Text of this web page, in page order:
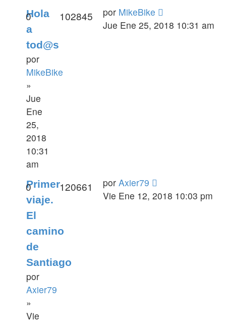
Hola
a
tod@s
por
MikeBike
»
Jue
Ene
25,
2018
10:31
am
0 102845 por MikeBike
Jue Ene 25, 2018 10:31 am
Primer
viaje.
El
camino
de
Santiago
por
Axier79
»
Vie
0 120661 por Axier79
Vie Ene 12, 2018 10:03 pm